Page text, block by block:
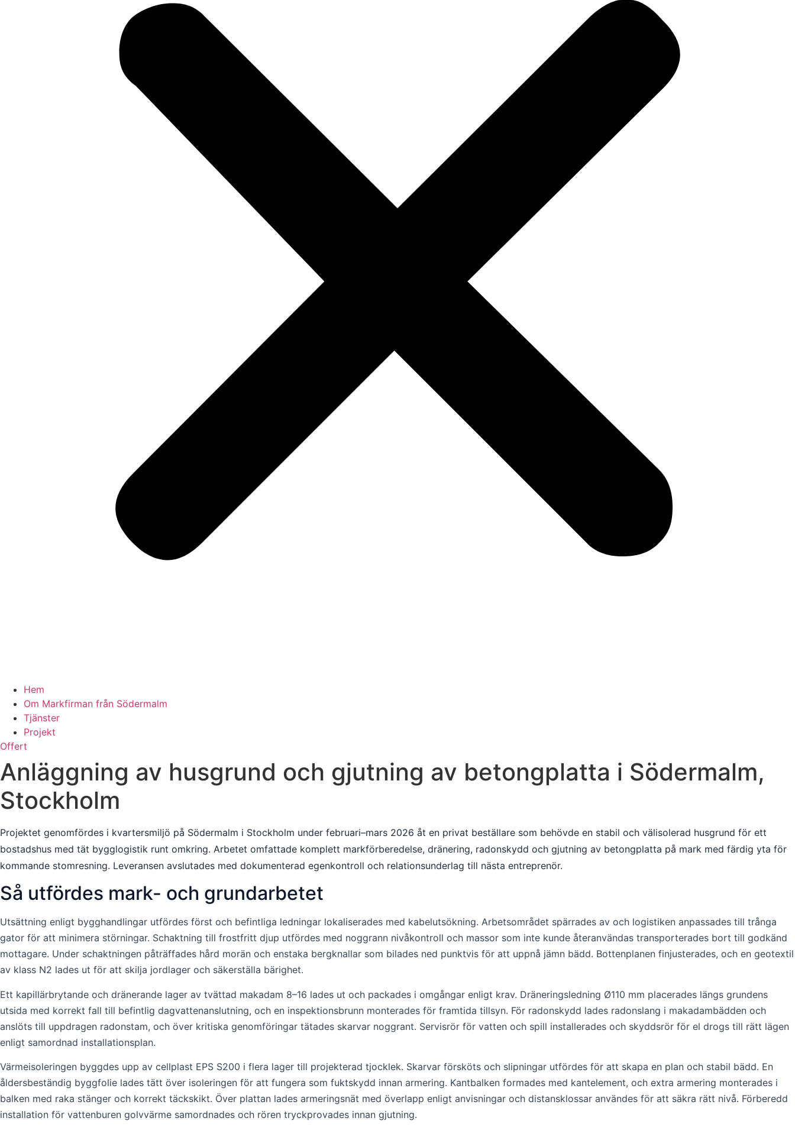
Hem
Om Markfirman från Södermalm
Tjänster
Projekt
Offert
Anläggning av husgrund och gjutning av betongplatta i Södermalm,
Stockholm
Projektet genomfördes i kvartersmiljö på Södermalm i Stockholm under februari–mars 2026 åt en privat beställare som behövde en stabil och välisolerad husgrund för ett
bostadshus med tät bygglogistik runt omkring. Arbetet omfattade komplett markförberedelse, dränering, radonskydd och gjutning av betongplatta på mark med färdig yta för
kommande stomresning. Leveransen avslutades med dokumenterad egenkontroll och relationsunderlag till nästa entreprenör.
Så utfördes mark- och grundarbetet
Utsättning enligt bygghandlingar utfördes först och befintliga ledningar lokaliserades med kabelutsökning. Arbetsområdet spärrades av och logistiken anpassades till trånga
gator för att minimera störningar. Schaktning till frostfritt djup utfördes med noggrann nivåkontroll och massor som inte kunde återanvändas transporterades bort till godkänd
mottagare. Under schaktningen påträffades hård morän och enstaka bergknallar som bilades ned punktvis för att uppnå jämn bädd. Bottenplanen finjusterades, och en geotextil
av klass N2 lades ut för att skilja jordlager och säkerställa bärighet.
Ett kapillärbrytande och dränerande lager av tvättad makadam 8–16 lades ut och packades i omgångar enligt krav. Dräneringsledning Ø110 mm placerades längs grundens
utsida med korrekt fall till befintlig dagvattenanslutning, och en inspektionsbrunn monterades för framtida tillsyn. För radonskydd lades radonslang i makadambädden och
anslöts till uppdragen radonstam, och över kritiska genomföringar tätades skarvar noggrant. Servisrör för vatten och spill installerades och skyddsrör för el drogs till rätt lägen
enligt samordnad installationsplan.
Värmeisoleringen byggdes upp av cellplast EPS S200 i flera lager till projekterad tjocklek. Skarvar försköts och slipningar utfördes för att skapa en plan och stabil bädd. En
åldersbeständig byggfolie lades tätt över isoleringen för att fungera som fuktskydd innan armering. Kantbalken formades med kantelement, och extra armering monterades i
balken med raka stänger och korrekt täckskikt. Över plattan lades armeringsnät med överlapp enligt anvisningar och distansklossar användes för att säkra rätt nivå. Förberedd
installation för vattenburen golvvärme samordnades och rören tryckprovades innan gjutning.